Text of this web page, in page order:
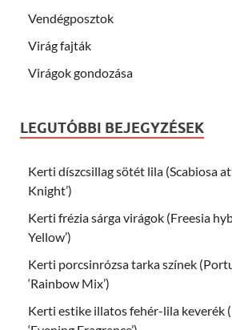
Vendégposztok
Virág fajták
Virágok gondozása
LEGUTÓBBI BEJEGYZÉSEK
Kerti díszcsillag sötét lila (Scabiosa
Knight’)
Kerti frézia sárga virágok (Freesia
Yellow’)
Kerti porcsinrózsa tarka színek
‘Rainbow Mix’)
Kerti estike illatos fehér-lila keverék